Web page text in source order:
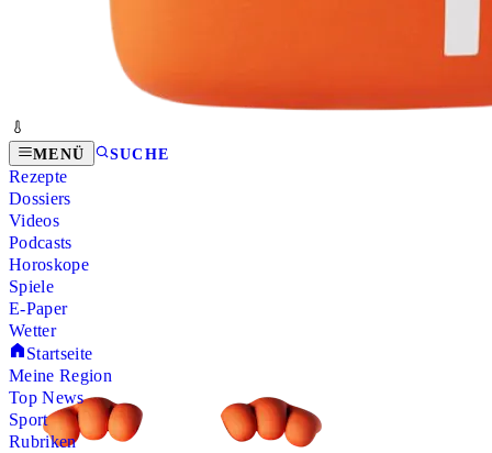
MENÜ SUCHE
Rezepte
Dossiers
Videos
Podcasts
Horoskope
Spiele
E-Paper
Wetter
Startseite
Meine Region
Top News
Sport
Rubriken